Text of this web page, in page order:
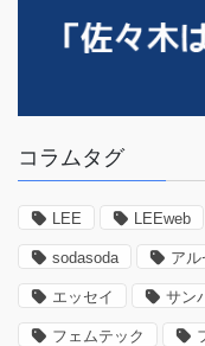
コラムタグ
LEE LEEweb
sodasoda アル
エッセイ サン
フェムテック